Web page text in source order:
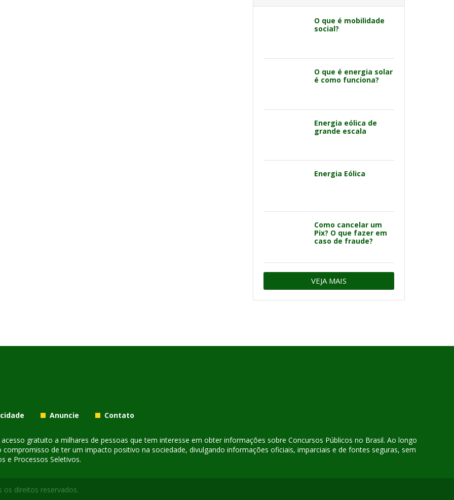
O que é mobilidade
social?
O que é energia solar
é como funciona?
Energia eólica de
grande escala
Energia Eólica
Como cancelar um
Pix? O que fazer em
caso de fraude?
VEJA MAIS
Anuncie Contato
gratuito a milhares de pessoas que tem interesse em obter informações sobre Concursos Públicos no Brasil. Ao longo
de ter um impacto positivo na sociedade, divulgando informações oficiais, imparciais e de fontes seguras, sem
e Processos Seletivos.
os direitos reservados.